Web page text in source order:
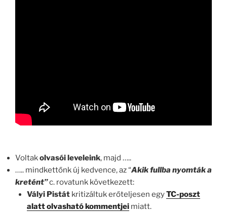
Voltakolvasói leveleink, majd …..
….. mindkettőnk új kedvence, az “Akikfullba nyomták a
kretént”c. rovatunk következett:
Vályi Pistátkritizáltuk erőteljesen egyTC-poszt
alatt olvasható kommentjeimiatt.